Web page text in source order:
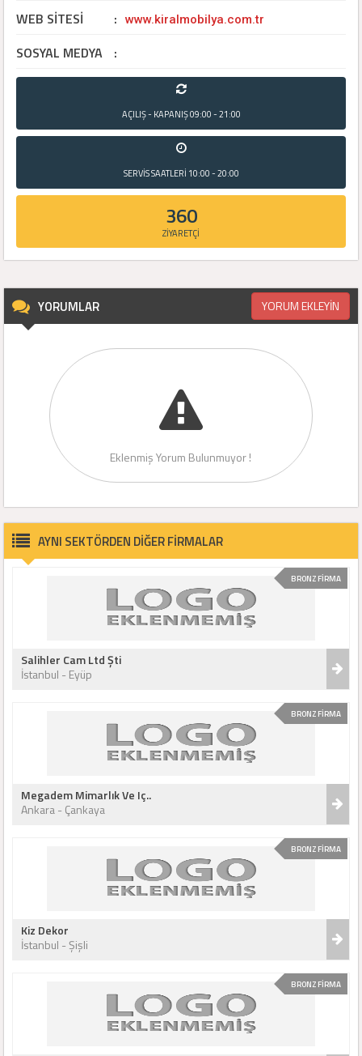
WEB SİTESİ : www.kiralmobilya.com.tr
SOSYAL MEDYA :
AÇILIŞ - KAPANIŞ09:00 - 21:00
SERVİS SAATLERİ 10:00 - 20:00
360
ZİYARETÇİ
YORUMLAR YORUM EKLEYİN
Eklenmiş Yorum Bulunmuyor !
AYNI SEKTÖRDEN DİĞER FİRMALAR
BRONZ FİRMA
Salihler Cam Ltd Şti
İstanbul - Eyüp
BRONZ FİRMA
Megadem Mimarlık Ve Iç..
Ankara - Çankaya
BRONZ FİRMA
Kiz Dekor
İstanbul - Şişli
BRONZ FİRMA